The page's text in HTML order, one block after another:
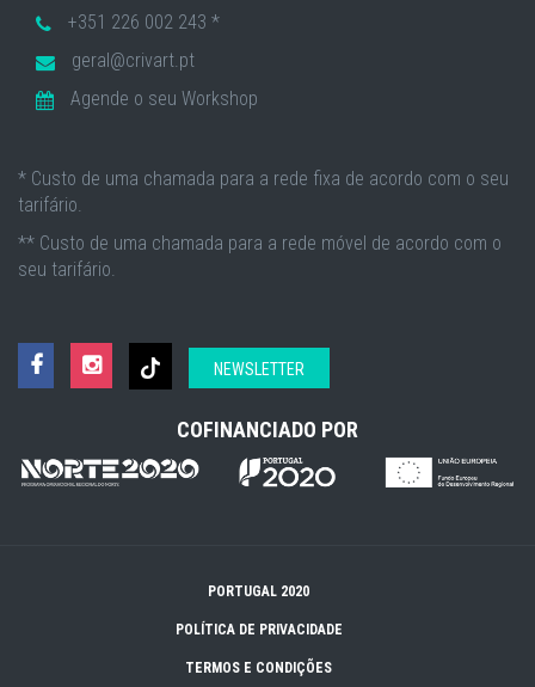
+351 226 002 243 *
geral@crivart.pt
Agende o seu Workshop
* Custo de uma chamada para a rede fixa de acordo com o seu
tarifário.
** Custo de uma chamada para a rede móvel de acordo com o
seu tarifário.
NEWSLETTER
COFINANCIADO POR
PORTUGAL 2020
POLÍTICA DE PRIVACIDADE
TERMOS E CONDIÇÕES